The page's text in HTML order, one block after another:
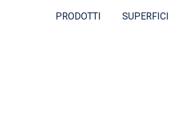
PRODOTTI SUPERFICI